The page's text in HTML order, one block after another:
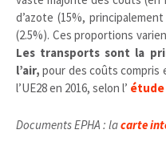
d’azote (15%,
(2.5%). Ces proportions
Les transports sont la
l’air, pour des coûts compris
l’UE28 en 2016, selon l’ étude
Documents EPHA : lacarte